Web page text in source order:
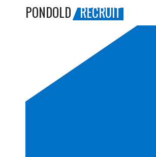
PONDOLD RECRUIT